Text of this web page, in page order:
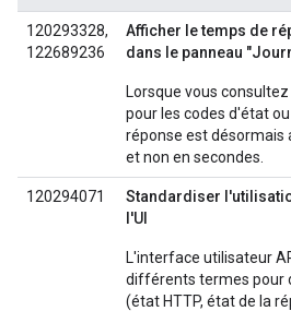
120293328,
122689236
Afficher le temps de
dans le panneau
Lorsque vous
pour les codes d'état
réponse est désormais
et non en secondes.
120294071
Standardiser
l'UI
L'interface utilisateur
différents termes pour
(état HTTP, état de la